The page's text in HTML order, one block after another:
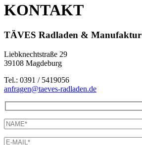
KONTAKT
TÄVES Radladen & Manufaktur
Liebknechtstraße 29
39108 Magdeburg
Tel.: 0391 / 5419056
anfragen@taeves-radladen.de